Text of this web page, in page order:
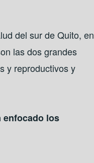
del sur de Quito, en
las dos grandes
y reproductivos y
enfocado los